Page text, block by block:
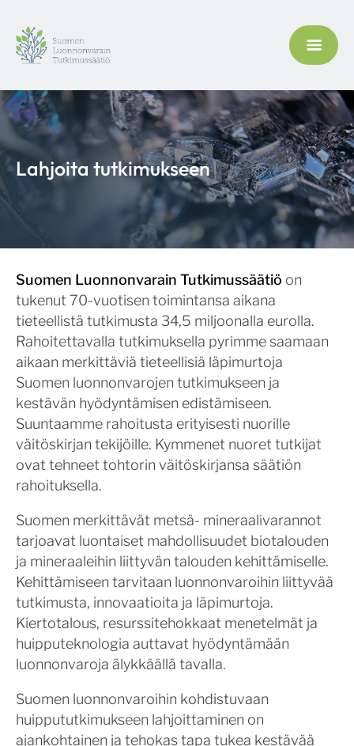
Lahjoita tutkimukseen
Suomen Luonnonvarain Tutkimussäätiö on
tukenut 70-vuotisen toimintansa aikana
tieteellistä tutkimusta 34,5 miljoonalla eurolla.
Rahoitettavalla tutkimuksella pyrimme saamaan
aikaan merkittäviä tieteellisiä läpimurtoja
Suomen luonnonvarojen tutkimukseen ja
kestävän hyödyntämisen edistämiseen.
Suuntaamme rahoitusta erityisesti nuorille
väitöskirjan tekijöille. Kymmenet nuoret tutkijat
ovat tehneet tohtorin väitöskirjansa säätiön
rahoituksella.
Suomen merkittävät metsä- mineraalivarannot
tarjoavat luontaiset mahdollisuudet biotalouden
ja mineraaleihin liittyvän talouden kehittämiselle.
Kehittämiseen tarvitaan luonnonvaroihin liittyvää
tutkimusta, innovaatioita ja läpimurtoja.
Kiertotalous, resurssitehokkaat menetelmät ja
huipputeknologia auttavat hyödyntämään
luonnonvaroja älykkäällä tavalla.
Suomen luonnonvaroihin kohdistuvaan
huippututkimukseen lahjoittaminen on
ajankohtainen ja tehokas tapa tukea kestävää